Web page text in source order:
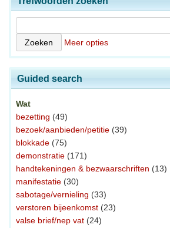
Meer opties
Guided search
Wat
bezetting (49)
bezoek/aanbieden/petitie (39)
blokkade (75)
demonstratie (171)
handtekeningen & bezwaarschriften (13)
manifestatie (30)
sabotage/vernieling (33)
verstoren bijeenkomst (23)
valse brief/nep vat (24)